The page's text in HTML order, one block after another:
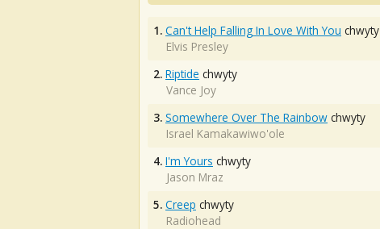
1. Can't Help Falling In Love With You chwyty
Elvis Presley
2. Riptide chwyty
Vance Joy
3. Somewhere Over The Rainbow chwyty
Israel Kamakawiwo'ole
4. I'm Yours chwyty
Jason Mraz
5. Creep chwyty
Radiohead